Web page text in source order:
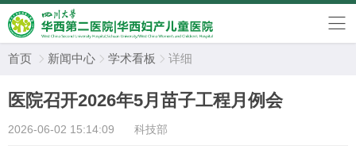
首页  新闻中心  学术看板  详细
医院召开2026年5月苗子工程月例会
2026-06-02 15:14:09 科技部